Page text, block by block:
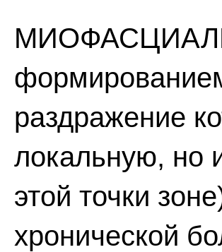
раздражение
локальную, но
этой точки
хронической